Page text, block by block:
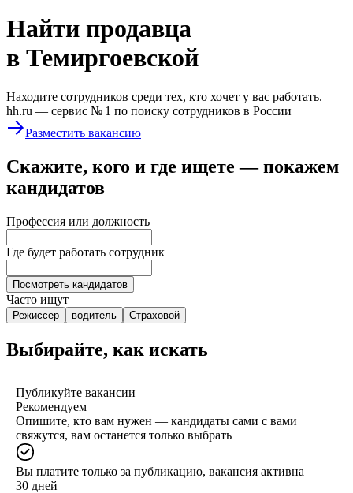
Найти продавца
в Темиргоевской
Находите сотрудников среди тех, кто хочет у вас работать.
hh.ru — сервис № 1 по поиску сотрудников в России
Разместить вакансию
Скажите, кого и где ищете — покажем
кандидатов
Профессия или должность
Где будет работать сотрудник
Посмотреть кандидатов
Часто ищут
Режиссер водитель Страховой
Выбирайте, как искать
Публикуйте вакансии
Рекомендуем
Опишите, кто вам нужен — кандидаты сами с вами
свяжутся, вам останется только выбрать
Вы платите только за публикацию, вакансия активна
30 дней